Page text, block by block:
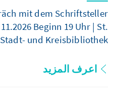
mit dem Schriftsteller
Beginn 19 Uhr | St.
und Kreisbibliothek
اعرف المزيد